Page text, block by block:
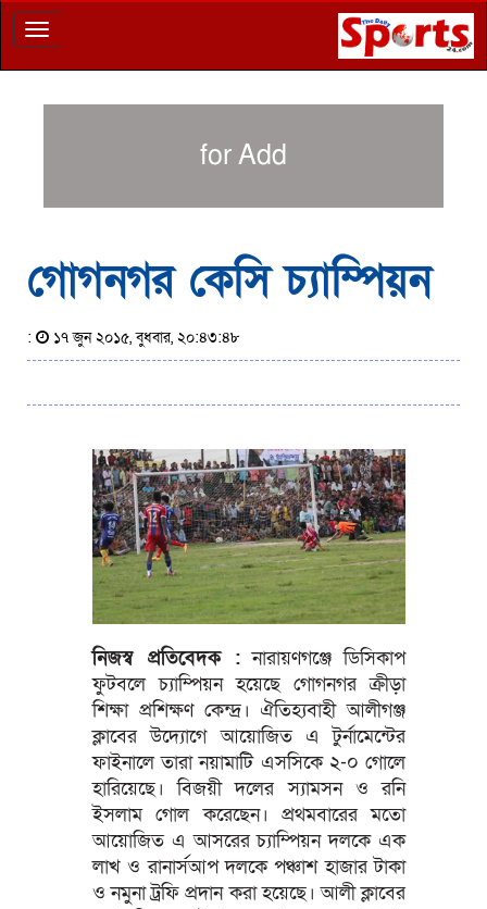
Toggle
navigation
for Add
গোগনগর কেসি চ্যাম্পিয়ন
: ১৭ জুন ২০১৫, বুধবার, ২০:৪৩:৪৮
নিজস্ব প্রতিবেদক : নারায়ণগঞ্জে ডিসিকাপ
ফুটবলে চ্যাম্পিয়ন হয়েছে গোগনগর ক্রীড়া
শিক্ষা প্রশিক্ষণ কেন্দ্র। ঐতিহ্যবাহী আলীগঞ্জ
ক্লাবের উদ্যোগে আয়োজিত এ টুর্নামেন্টের
ফাইনালে তারা নয়ামাটি এসসিকে ২-০ গোলে
হারিয়েছে। বিজয়ী দলের স্যামসন ও রনি
ইসলাম গোল করেছেন। প্রথমবারের মতো
আয়োজিত এ আসরের চ্যাম্পিয়ন দলকে এক
লাখ ও রানার্সআপ দলকে পঞ্চাশ হাজার টাকা
ও নমুনা ট্রফি প্রদান করা হয়েছে। আলী ক্লাবের